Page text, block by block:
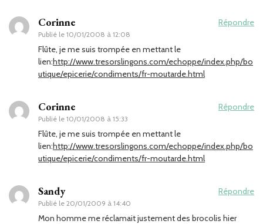
Corinne
Publié le 10/01/2008 à 12:08
Répondre
Flûte, je me suis trompée en mettant le
lien:http://www.tresorslingons.com/echoppe/index.php/bo
utique/epicerie/condiments/fr-moutarde.html
Corinne
Publié le 10/01/2008 à 15:33
Répondre
Flûte, je me suis trompée en mettant le
lien:http://www.tresorslingons.com/echoppe/index.php/bo
utique/epicerie/condiments/fr-moutarde.html
Sandy
Publié le 20/01/2009 à 14:40
Répondre
Mon homme me réclamait justement des brocolis hier